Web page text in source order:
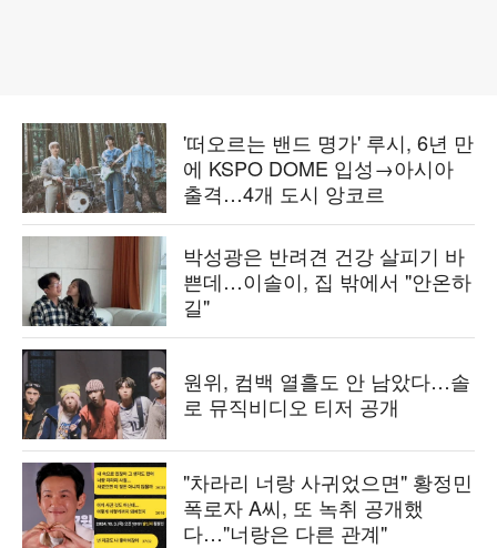
'떠오르는 밴드 명가' 루시, 6년 만
에 KSPO DOME 입성→아시아
출격…4개 도시 앙코르
박성광은 반려견 건강 살피기 바
쁜데…이솔이, 집 밖에서 "안온하
길"
원위, 컴백 열흘도 안 남았다…솔
로 뮤직비디오 티저 공개
"차라리 너랑 사귀었으면" 황정민
폭로자 A씨, 또 녹취 공개했
다…"너랑은 다른 관계"